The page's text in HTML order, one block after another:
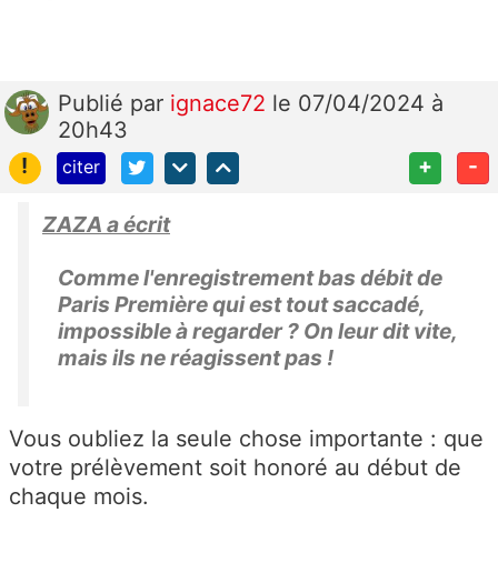
Publié par ignace72 le 07/04/2024 à
20h43
!
citer + -
ZAZA a écrit
Comme l'enregistrement bas débit de
Paris Première qui est tout saccadé,
impossible à regarder ? On leur dit vite,
mais ils ne réagissent pas !
Vous oubliez la seule chose importante : que
votre prélèvement soit honoré au début de
chaque mois.